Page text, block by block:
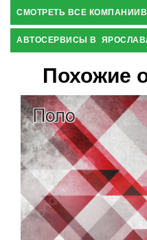
СМОТРЕТЬ ВСЕ
АВТОСЕРВИСЫ В
Похожие